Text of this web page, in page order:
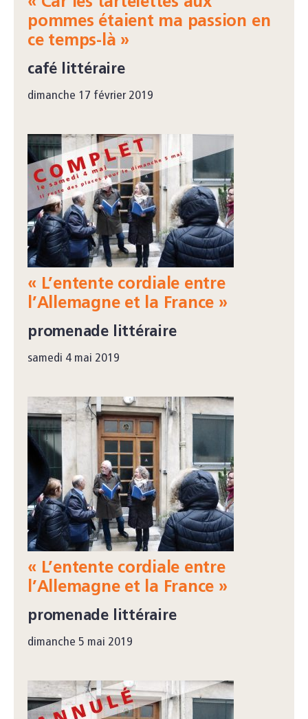
pommes étaient ma passion en
ce temps-là »
café littéraire
dimanche 17 février 2019
« L’entente cordiale entre
l’Allemagne et la France »
promenade littéraire
samedi 4 mai 2019
« L’entente cordiale entre
l’Allemagne et la France »
promenade littéraire
dimanche 5 mai 2019